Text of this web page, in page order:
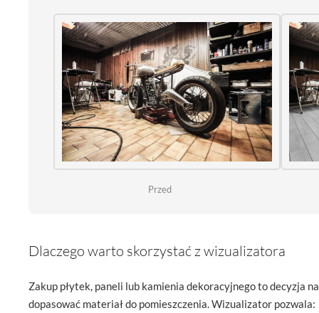
Przed
Dlaczego warto skorzystać z wizualizatora
Zakup płytek, paneli lub kamienia dekoracyjnego to decyzja
dopasować materiał do pomieszczenia. Wizualizator pozwala: